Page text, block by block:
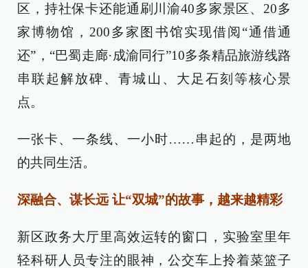
区，持社保卡还能通刷川渝40多家景区、20多
家博物馆，200多家图书馆实现借阅“通借通
还”，“巴蜀走廊·成渝同行”10多条精品旅游线路
串联起解放碑、青城山、大足石刻等核心景
点。
一张卡、一条线、一小时……串起的，是两地
的共同生活。
深融合、谋长远 让“双城”的故事，越来越精彩
新区政务大厅里高效运转的窗口，实验室里年
轻科研人员专注的眼神，公交车上拎着菜篮子